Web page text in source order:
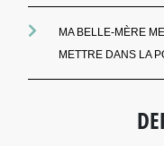
MA BELLE-MÈRE
METTRE DANS LA